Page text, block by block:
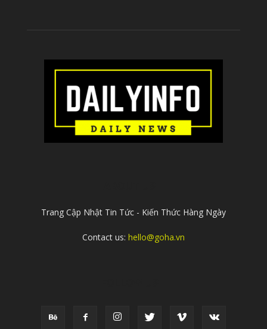
Trang Cập Nhật Tin Tức - Kiến Thức Hàng Ngày
Contact us: hello@goha.vn